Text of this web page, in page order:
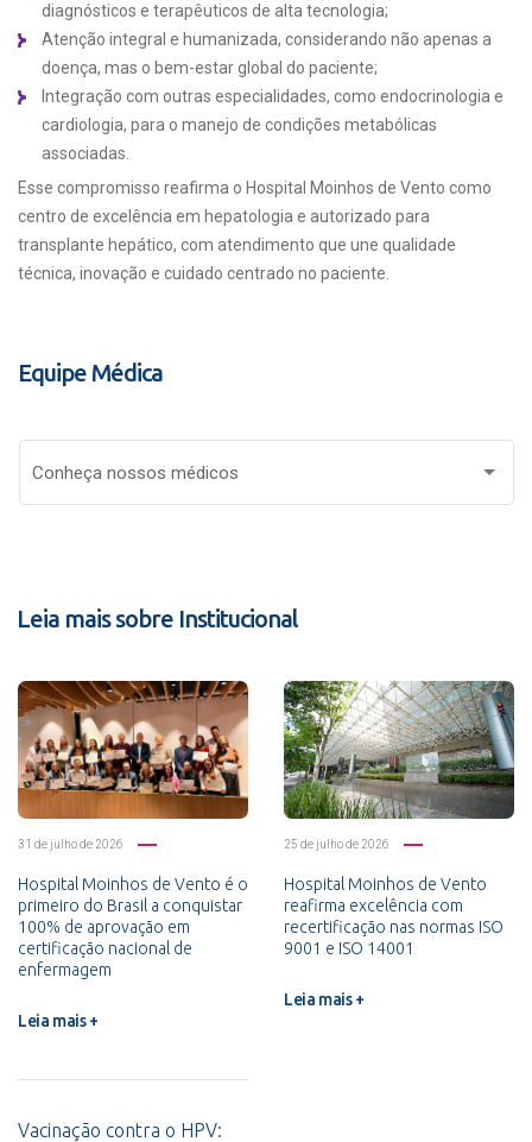
diagnósticos e terapêuticos de alta tecnologia;
Atenção integral e humanizada, considerando não apenas a
doença, mas o bem-estar global do paciente;
Integração com outras especialidades, como endocrinologia e
cardiologia, para o manejo de condições metabólicas
associadas.
Esse compromisso reafirma o Hospital Moinhos de Vento como
centro de excelência em hepatologia e autorizado para
transplante hepático, com atendimento que une qualidade
técnica, inovação e cuidado centrado no paciente.
Equipe Médica
Conheça nossos médicos
Leia mais sobre Institucional
31 de julho de 2026
Hospital Moinhos de Vento é o
primeiro do Brasil a conquistar
100% de aprovação em
certificação nacional de
enfermagem
Leia mais +
25 de julho de 2026
Hospital Moinhos de Vento
reafirma excelência com
recertificação nas normas ISO
9001 e ISO 14001
Leia mais +
Vacinação contra o HPV: